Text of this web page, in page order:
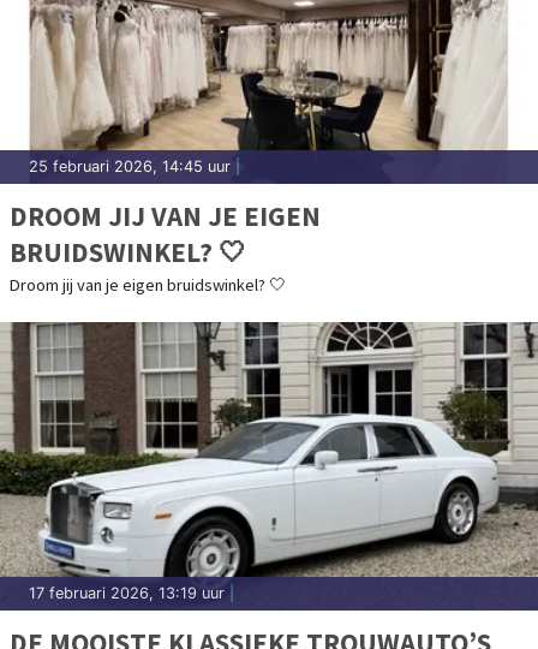
25 februari 2026, 14:45 uur
DROOM JIJ VAN JE EIGEN
BRUIDSWINKEL? 🤍
Droom jij van je eigen bruidswinkel? 🤍
17 februari 2026, 13:19 uur